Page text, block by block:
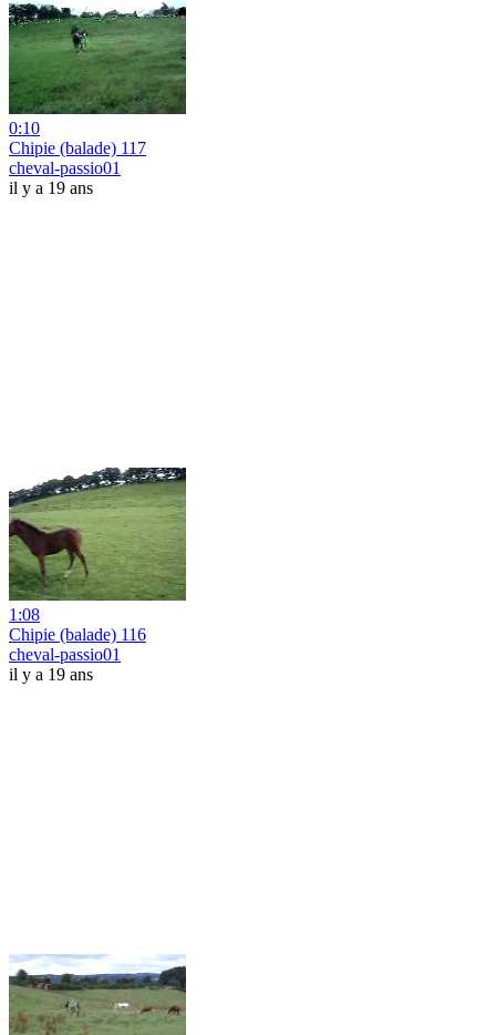
0:10
Chipie (balade) 117
cheval-passio01
il y a 19 ans
1:08
Chipie (balade) 116
cheval-passio01
il y a 19 ans